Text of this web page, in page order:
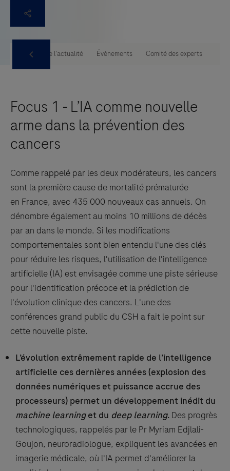
Toute l'actualité Évènements Comité des experts
Focus 1 - L’IA comme nouvelle
arme dans la prévention des
cancers
Comme rappelé par les deux modérateurs, les cancers
sont la première cause de mortalité prématurée
en France, avec 435 000 nouveaux cas annuels. On
dénombre également au moins 10 millions de décès
par an dans le monde. Si les modifications
comportementales sont bien entendu l'une des clés
pour réduire les risques, l'utilisation de l'intelligence
artificielle (IA) est envisagée comme une piste sérieuse
pour l'identification précoce et la prédiction de
l'évolution clinique des cancers. L'une des
conférences grand public du CSH a fait le point sur
cette nouvelle piste.
L’évolution extrêmement rapide de l’intelligence
artificielle ces dernières années (explosion des
données numériques et puissance accrue des
processeurs) permet un développement inédit du
machine learninget du deep learning. Des progrès
technologiques, rappelés par le Pr Myriam Edjlali-
Goujon, neuroradiologue, expliquent les avancées en
imagerie médicale, où l'IA permet d'améliorer la